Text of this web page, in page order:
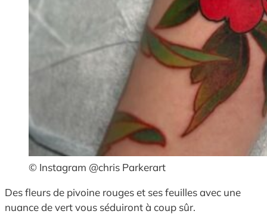
© Instagram @chris Parkerart
Des fleurs de pivoine rouges et ses feuilles avec une
nuance de vert vous séduiront à coup sûr.